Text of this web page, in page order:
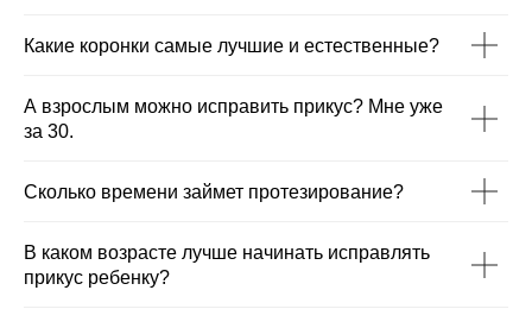
Какие коронки самые лучшие и естественные?
А взрослым можно исправить прикус? Мне уже
за 30.
Сколько времени займет протезирование?
В каком возрасте лучше начинать исправлять
прикус ребенку?